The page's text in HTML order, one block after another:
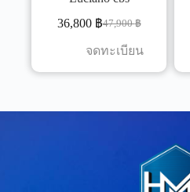
47,900฿
36,800 ฿
จดทะเบียน